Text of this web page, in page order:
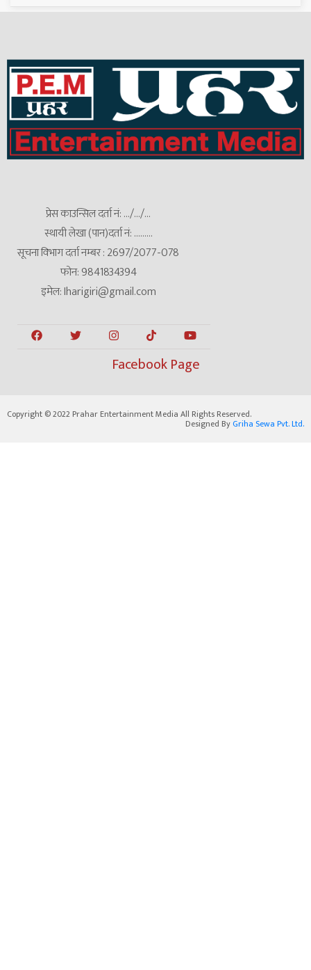
प्रेस काउन्सिल दर्ता नं: .../.../...
स्थायी लेखा (पान)दर्ता नं: .........
सूचना विभाग दर्ता नम्बर : 2697/2077-078
फोन: 9841834394
इमेल: Iharigiri@gmail.com
Facebook Page
Copyright © 2022 Prahar Entertainment Media All Rights Reserved.
Designed ByGriha Sewa Pvt. Ltd.